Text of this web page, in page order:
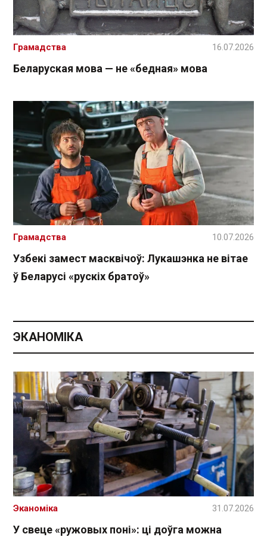
Беларуская мова — не «бедная» мова
Грамадства 16.07.2026
Узбекі замест масквічоў: Лукашэнка не вітае
ў Беларусі «рускіх братоў»
Грамадства 10.07.2026
ЭКАНОМІКА
У свеце «ружовых поні»: ці доўга можна
Эканоміка 31.07.2026